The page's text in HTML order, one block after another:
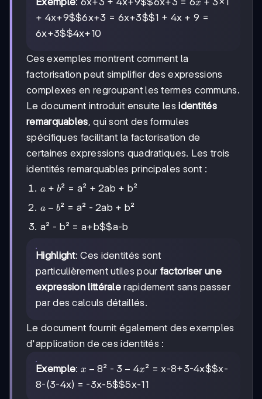
x
+ 4x+9$$6x+3 = 6x+3$$1 + 4x + 9 =
6x+3$$4x+10
Ces exemples montrent comment la
factorisation peut simplifier des expressions
complexes en regroupant les termes communs.
Le document introduit ensuite lesidentités
remarquables, qui sont des formules
spécifiques facilitant la factorisation de
certaines expressions quadratiques. Les trois
identités remarquables principales sont :
a+b
a + b² = a² + 2ab + b²
a-
a − b² = a² - 2ab + b²
a² - b² = a+b$$a-b
Highlight: Ces identités sont
particulièrement utiles pour factoriser une
expression littérale rapidement sans passer
par des calculs détaillés.
Le document fournit également des exemples
d'application de ces identités :
Exemple: x-
x − 8² -3-
4x
3 − 4x² =x-8+3-4x$$x-
8-(3-4x) = -3x-5$$5x-11